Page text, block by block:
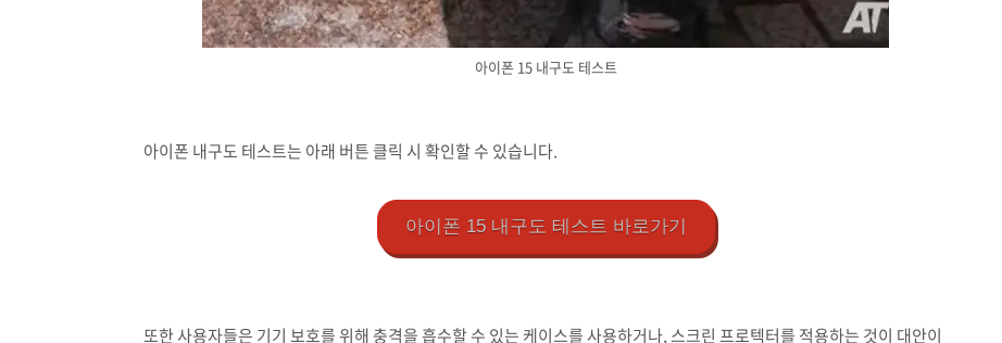
아이폰 15 내구도 테스트
아이폰 내구도 테스트는 아래 버튼 클릭 시 확인할 수 있습니다.
아이폰 15 내구도 테스트 바로가기
또한 사용자들은 기기 보호를 위해 충격을 흡수할 수 있는 케이스를 사용하거나, 스크린 프로텍터를 적용하는 것이 대안이